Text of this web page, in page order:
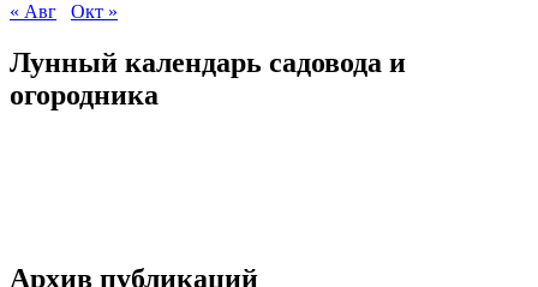
« Авг
Окт »
Лунный календарь садовода и
огородника
Архив публикаций